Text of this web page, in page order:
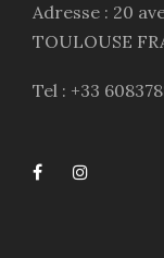
Adresse : 20
TOULOUSE
Tel : +33